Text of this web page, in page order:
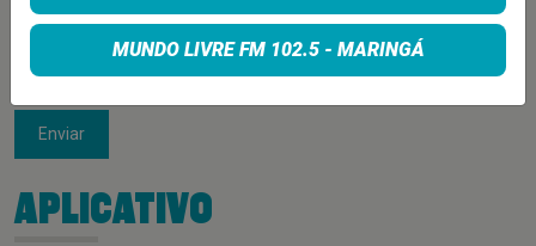
Enviar
APLICATIVO
MUNDO LIVRE FM 102.5 - MARINGÁ